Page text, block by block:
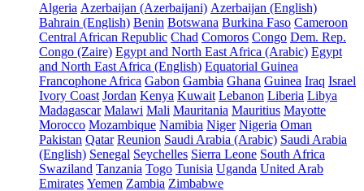
Algeria Azerbaijan (Azerbaijani) Azerbaijan (English)
Bahrain (English) Benin Botswana Burkina Faso Cameroon
Central African Republic Chad Comoros Congo Dem. Rep.
Congo (Zaire) Egypt and North East Africa (Arabic) Egypt
and North East Africa (English) Equatorial Guinea
Francophone Africa Gabon Gambia Ghana Guinea Iraq Israel
Ivory Coast Jordan Kenya Kuwait Lebanon Liberia Libya
Madagascar Malawi Mali Mauritania Mauritius Mayotte
Morocco Mozambique Namibia Niger Nigeria Oman
Pakistan Qatar Reunion Saudi Arabia (Arabic) Saudi Arabia
(English) Senegal Seychelles Sierra Leone South Africa
Swaziland Tanzania Togo Tunisia Uganda United Arab
Emirates Yemen Zambia Zimbabwe